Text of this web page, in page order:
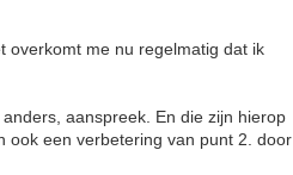
overkomt me nu regelmatig dat ik
aanspreek. En die zijn hierop
ook een verbetering van punt 2. door